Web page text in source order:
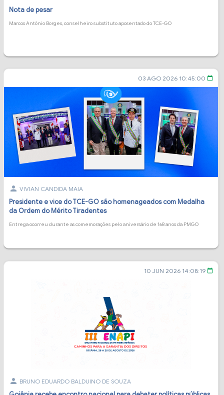
Nota de pesar
Marcos Antônio Borges, conselheiro substituto aposentado do TCE-GO
03 AGO 2026 10:45:00 calendar_today
person VIVIAN CANDIDA MAIA
Presidente e vice do TCE-GO são homenageados com Medalha
da Ordem do Mérito Tiradentes
Entrega ocorreu durante as comemorações pelo aniversário de 168 anos da PMGO
10 JUN 2026 14:08:19 calendar_today
person BRUNO EDUARDO BALDUINO DE SOUZA